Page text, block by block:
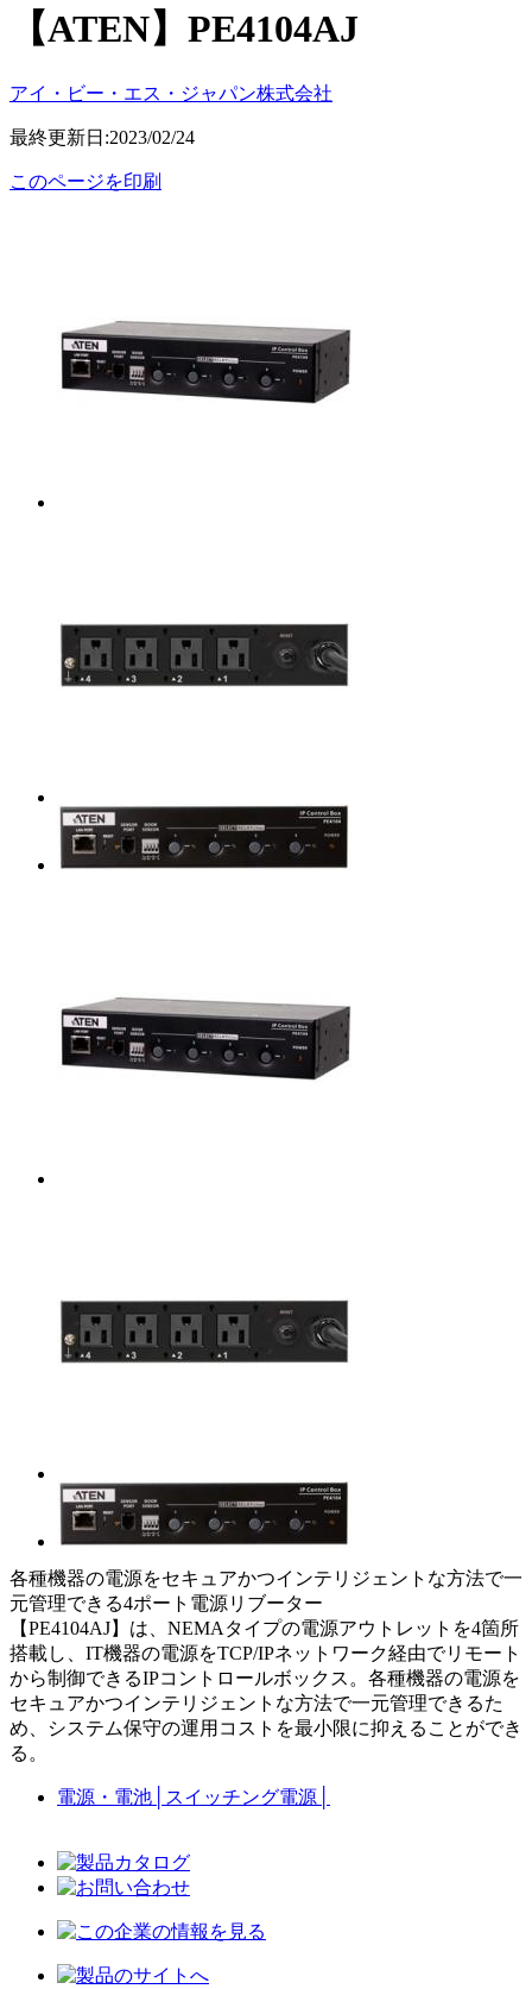
【ATEN】PE4104AJ
アイ・ビー・エス・ジャパン株式会社
最終更新日:2023/02/24
このページを印刷
各種機器の電源をセキュアかつインテリジェントな方法で一
元管理できる4ポート電源リブーター
【PE4104AJ】は、NEMAタイプの電源アウトレットを4箇所
搭載し、IT機器の電源をTCP/IPネットワーク経由でリモート
から制御できるIPコントロールボックス。各種機器の電源を
セキュアかつインテリジェントな方法で一元管理できるた
め、システム保守の運用コストを最小限に抑えることができ
る。
電源・電池 スイッチング電源